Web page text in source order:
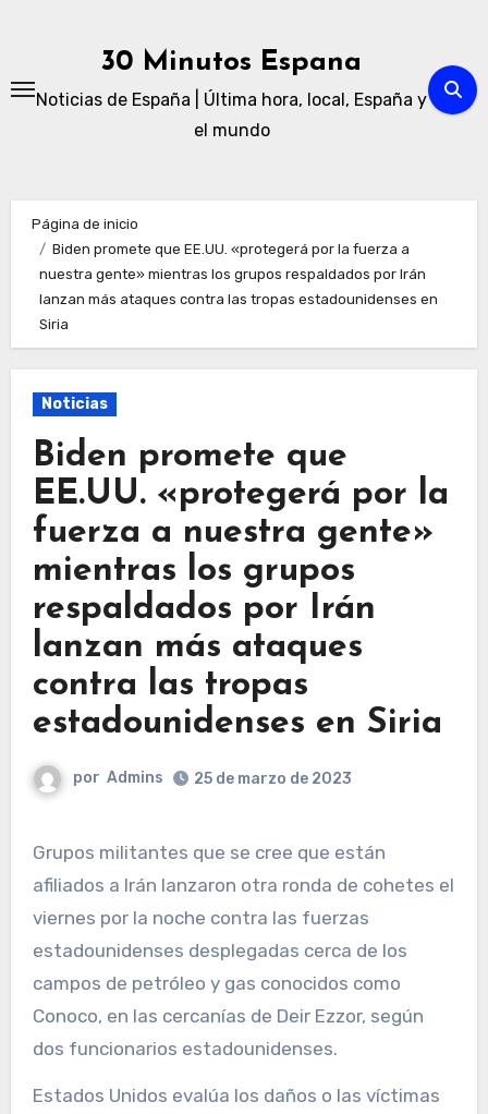
30 Minutos Espana
Noticias de España | Última hora, local, España y
el mundo
Página de inicio
Biden promete que EE.UU. «protegerá por la fuerza a
nuestra gente» mientras los grupos respaldados por Irán
lanzan más ataques contra las tropas estadounidenses en
Siria
Noticias
Biden promete que
EE.UU. «protegerá por la
fuerza a nuestra gente»
mientras los grupos
respaldados por Irán
lanzan más ataques
contra las tropas
estadounidenses en Siria
por Admins 25 de marzo de 2023
Grupos militantes que se cree que están
afiliados a Irán lanzaron otra ronda de cohetes el
viernes por la noche contra las fuerzas
estadounidenses desplegadas cerca de los
campos de petróleo y gas conocidos como
Conoco, en las cercanías de Deir Ezzor, según
dos funcionarios estadounidenses.
Estados Unidos evalúa los daños o las víctimas